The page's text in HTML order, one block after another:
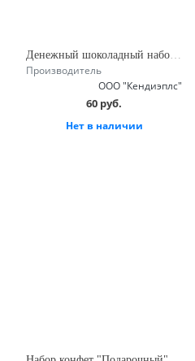
Денежный шоколадный набор 320 г
Производитель
ООО "Кендиэплс"
60 руб.
Нет в наличии